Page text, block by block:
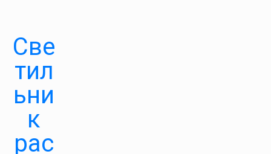
Све
тил
ьни
к
рас